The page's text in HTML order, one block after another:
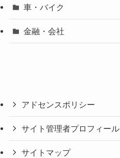
車・バイク
金融・会社
アドセンスポリシー
サイト管理者プロフィール
サイトマップ